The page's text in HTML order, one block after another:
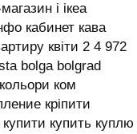
і ікеа
кабинет кава
квіти 2 4 972
bolga bolgrad
ком
кріпити
купити купить куплю